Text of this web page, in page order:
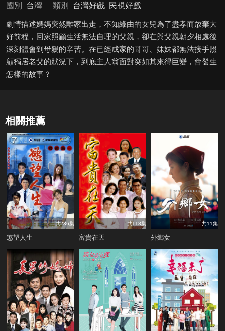
國別
台灣 類別 台灣好戲 民視好戲
劇情描述媽媽突然離家出走，不知緣由的女兒為了盡孝而放棄大
好前程，回家照顧生活無法自理的父親，卻在與父親朝夕相處後
深刻體會到母親的辛苦。在已經成家的哥哥、妹妹都無法接手照
顧獨居老父的狀況下，到底主人翁面對突如其來得巨變，會發生
怎樣的故事？
相關推薦
共236集
慾望人生
共118集
富貴在天
共11集
外鄉女